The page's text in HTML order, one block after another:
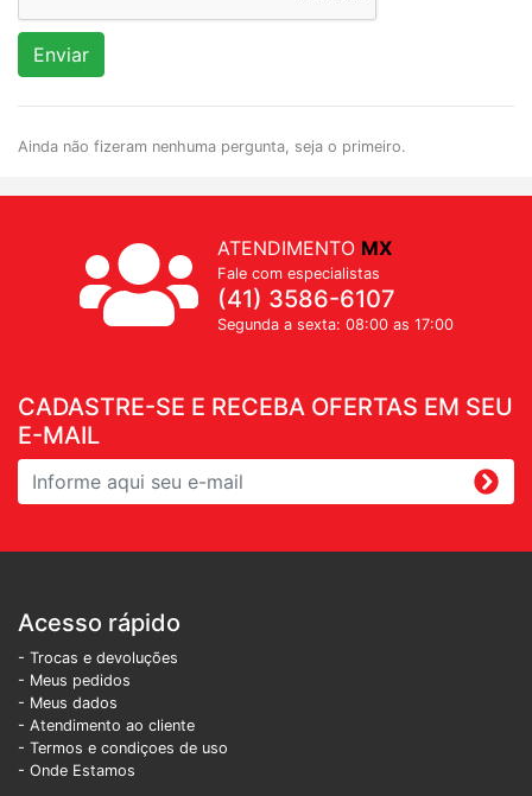
Enviar
Ainda não fizeram nenhuma pergunta, seja o primeiro.
CADASTRE-SE E RECEBA OFERTAS EM SEU
E-MAIL
ATENDIMENTO MX
Fale com especialistas
(41) 3586-6107
Segunda a sexta: 08:00 as 17:00
Acesso rápido
- Trocas e devoluções
- Meus pedidos
- Meus dados
- Atendimento ao cliente
- Termos e condiçoes de uso
- Onde Estamos